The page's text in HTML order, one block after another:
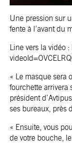
Une pression sur
fente à l’avant du
Line vers la vidéo
« Le masque sera
fourchette arrivera
président
ses bureaux, près
« Ensuite, vous
de votre bouche,